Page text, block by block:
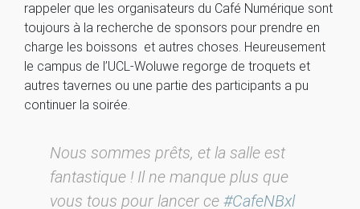
rappeler que les organisateurs du Café Numérique sont
toujours à la recherche de sponsors pour prendre en
charge les boissons et autres choses. Heureusement
le campus de l’UCL-Woluwe regorge de troquets et
autres tavernes ou une partie des participants a pu
continuer la soirée.
Nous sommes prêts, et la salle est
fantastique ! Il ne manque plus que
vous tous pour lancer ce #CafeNBxl